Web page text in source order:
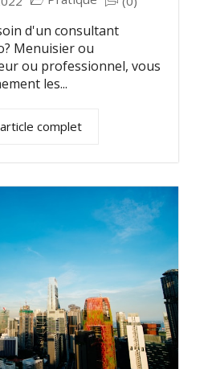
d'un consultant
Menuisier ou
ou professionnel, vous
les...
complet